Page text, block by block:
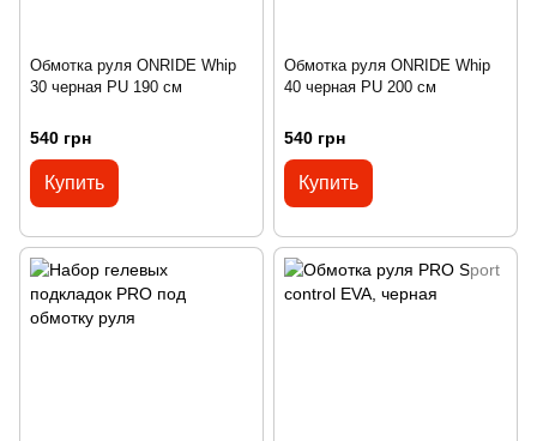
Обмотка руля ONRIDE Whip
30 черная PU 190 см
540 грн
Купить
Обмотка руля ONRIDE Whip
40 черная PU 200 см
540 грн
Купить